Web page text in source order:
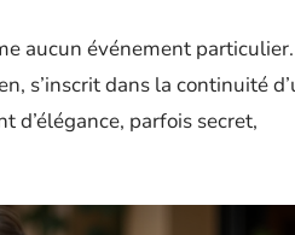
aucun événement particulier.
s’inscrit dans la continuité
d’élégance, parfois secret,